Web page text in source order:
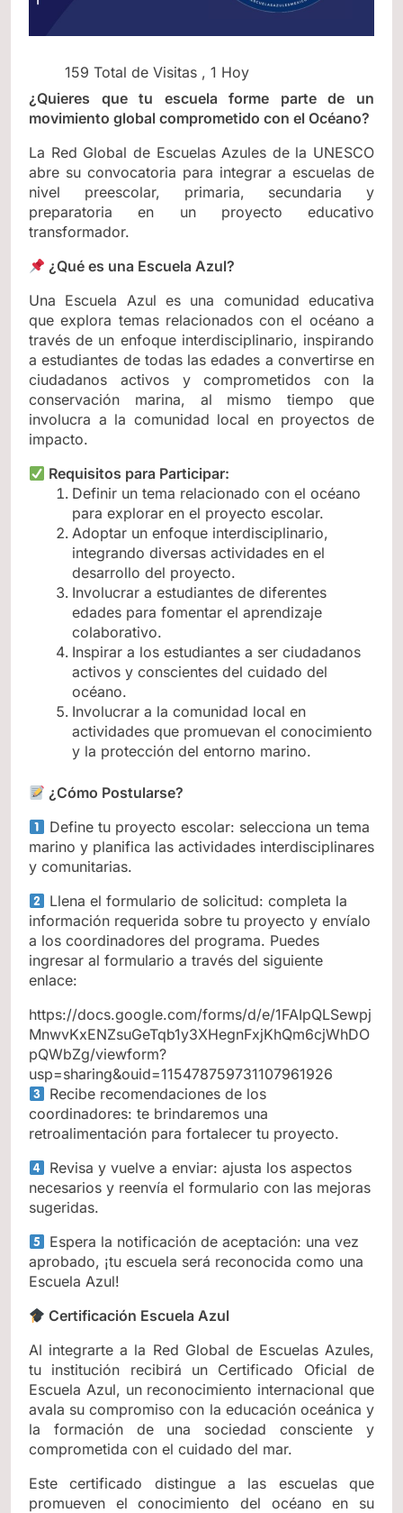
159 Total de Visitas , 1 Hoy
¿Quieres que tu escuela forme parte de un
movimiento global comprometido con el Océano?
La Red Global de Escuelas Azules de la UNESCO
abre su convocatoria para integrar a escuelas de
nivel preescolar, primaria, secundaria y
preparatoria en un proyecto educativo
transformador.
¿Qué es una Escuela Azul?
Una Escuela Azul es una comunidad educativa
que explora temas relacionados con el océano a
través de un enfoque interdisciplinario, inspirando
a estudiantes de todas las edades a convertirse en
ciudadanos activos y comprometidos con la
conservación marina, al mismo tiempo que
involucra a la comunidad local en proyectos de
impacto.
Requisitos para Participar:
Definir un tema relacionado con el océano
para explorar en el proyecto escolar.
Adoptar un enfoque interdisciplinario,
integrando diversas actividades en el
desarrollo del proyecto.
Involucrar a estudiantes de diferentes
edades para fomentar el aprendizaje
colaborativo.
Inspirar a los estudiantes a ser ciudadanos
activos y conscientes del cuidado del
océano.
Involucrar a la comunidad local en
actividades que promuevan el conocimiento
y la protección del entorno marino.
¿Cómo Postularse?
Define tu proyecto escolar: selecciona un tema
marino y planifica las actividades interdisciplinares
y comunitarias.
Llena el formulario de solicitud: completa la
información requerida sobre tu proyecto y envíalo
a los coordinadores del programa. Puedes
ingresar al formulario a través del siguiente
enlace:
https://docs.google.com/forms/d/e/1FAIpQLSewpj
MnwvKxENZsuGeTqb1y3XHegnFxjKhQm6cjWhDO
pQWbZg/viewform?
usp=sharing&ouid=115478759731107961926
Recibe recomendaciones de los
coordinadores: te brindaremos una
retroalimentación para fortalecer tu proyecto.
Revisa y vuelve a enviar: ajusta los aspectos
necesarios y reenvía el formulario con las mejoras
sugeridas.
Espera la notificación de aceptación: una vez
aprobado, ¡tu escuela será reconocida como una
Escuela Azul!
Certificación Escuela Azul
Al integrarte a la Red Global de Escuelas Azules,
tu institución recibirá un Certificado Oficial de
Escuela Azul, un reconocimiento internacional que
avala su compromiso con la educación oceánica y
la formación de una sociedad consciente y
comprometida con el cuidado del mar.
Este certificado distingue a las escuelas que
promueven el conocimiento del océano en su